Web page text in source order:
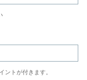
ントが付きます。